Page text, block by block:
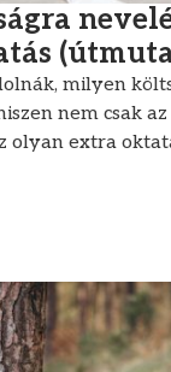
milyen
nem csak az
olyan extra